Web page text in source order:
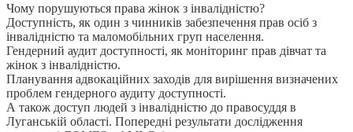
Чому порушуються права жінок з інвалідністю?
Доступність, як один з чинників забезпечення прав осіб з
інвалідністю та маломобільних груп населення.
Гендерний аудит доступності, як моніторинг прав дівчат та
жінок з інвалідністю.
Планування адвокаційних заходів для вирішення визначених
проблем гендерного аудиту доступності.
А також доступ людей з інвалідністю до правосуддя в
Луганській області. Попередні результати дослідження